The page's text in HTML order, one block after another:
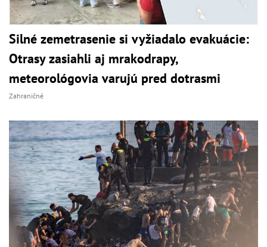
Silné zemetrasenie si vyžiadalo evakuácie:
Otrasy zasiahli aj mrakodrapy,
meteorológovia varujú pred dotrasmi
Zahraničné